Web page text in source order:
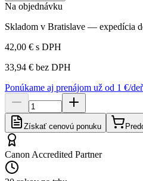
Na objednávku
Skladom v Bratislave — expedícia
42,00 € s DPH
33,94 € bez DPH
Ponúkame aj prenájom už od 1 €/
Získať cenovú ponuku
Canon Accredited Partner